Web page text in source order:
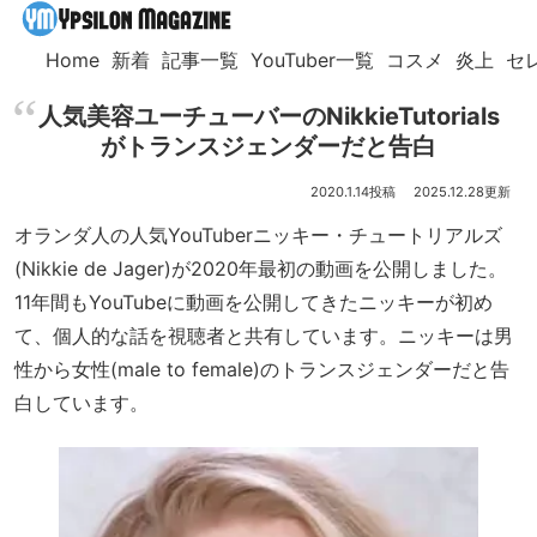
Home 新着 記事一覧 YouTuber一覧 コスメ 炎上 セ
人気美容ユーチューバーのNikkieTutorials
がトランスジェンダーだと告白
2020.1.14 2025.12.28
オランダ人の人気YouTuberニッキー・チュートリアルズ
(Nikkie de Jager)が2020年最初の動画を公開しました。
11年間もYouTubeに動画を公開してきたニッキーが初め
て、個人的な話を視聴者と共有しています。ニッキーは男
性から女性(male to female)のトランスジェンダーだと告
白しています。